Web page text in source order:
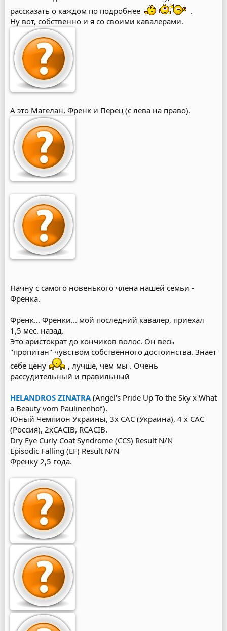
рассказать о каждом по подробнее
.
Ну вот, собственно и я со своими кавалерами.
А это Магелан, Френк и Перец (с лева на право).
Начну с самого новенького члена нашей семьи -
Френка.
Френк... Френки... мой последний кавалер, приехал
1,5 мес. назад.
Это аристократ до кончиков волос. Он весь
"пропитан" чувством собственного достоинства. Знает
себе цену
, лучше, чем мы . Очень
рассудительный и правильный
HELANDROS ZINATRA(Angel's Pride Up To the Sky х What
a Beauty vom Paulinenhof).
Юный Чемпион Украины, 3х САС (Украина), 4 х САС
(Россия), 2хCACIB, RCACIB.
Dry Eye Curly Coat Syndrome (CCS) Result N/N
Episodic Falling (EF) Result N/N
Френку 2,5 года.